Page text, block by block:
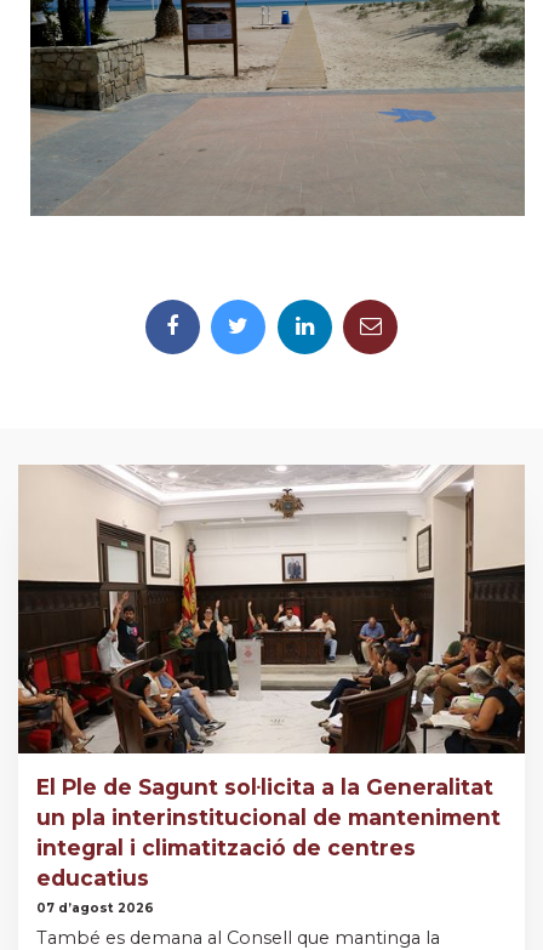
El Ple de Sagunt sol·licita a la Generalitat
un pla interinstitucional de manteniment
integral i climatització de centres
educatius
07 d’agost 2026
També es demana al Consell que mantinga la